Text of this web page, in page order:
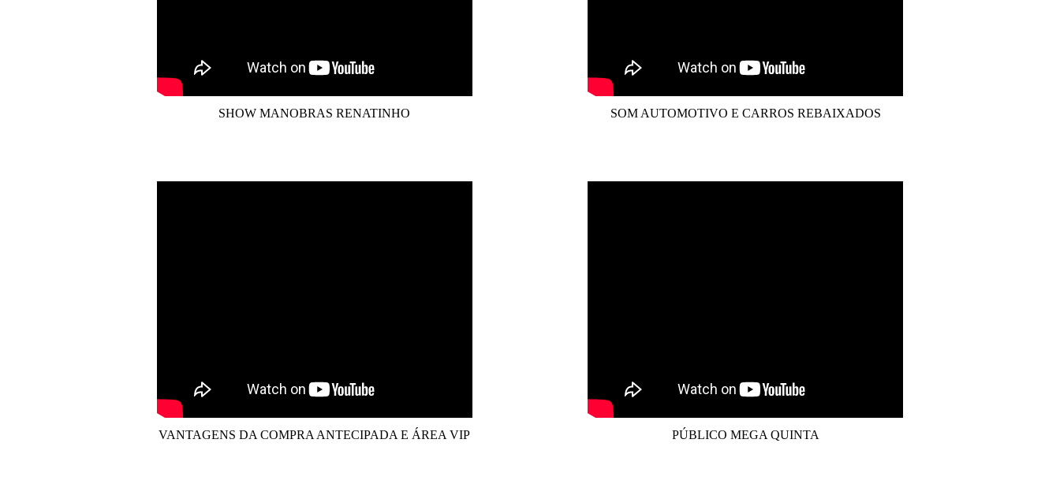
SHOW MANOBRAS RENATINHO SOM AUTOMOTIVO E CARROS REBAIXADOS
VANTAGENS DA COMPRA ANTECIPADA E ÁREA VIP PÚBLICO MEGA QUINTA